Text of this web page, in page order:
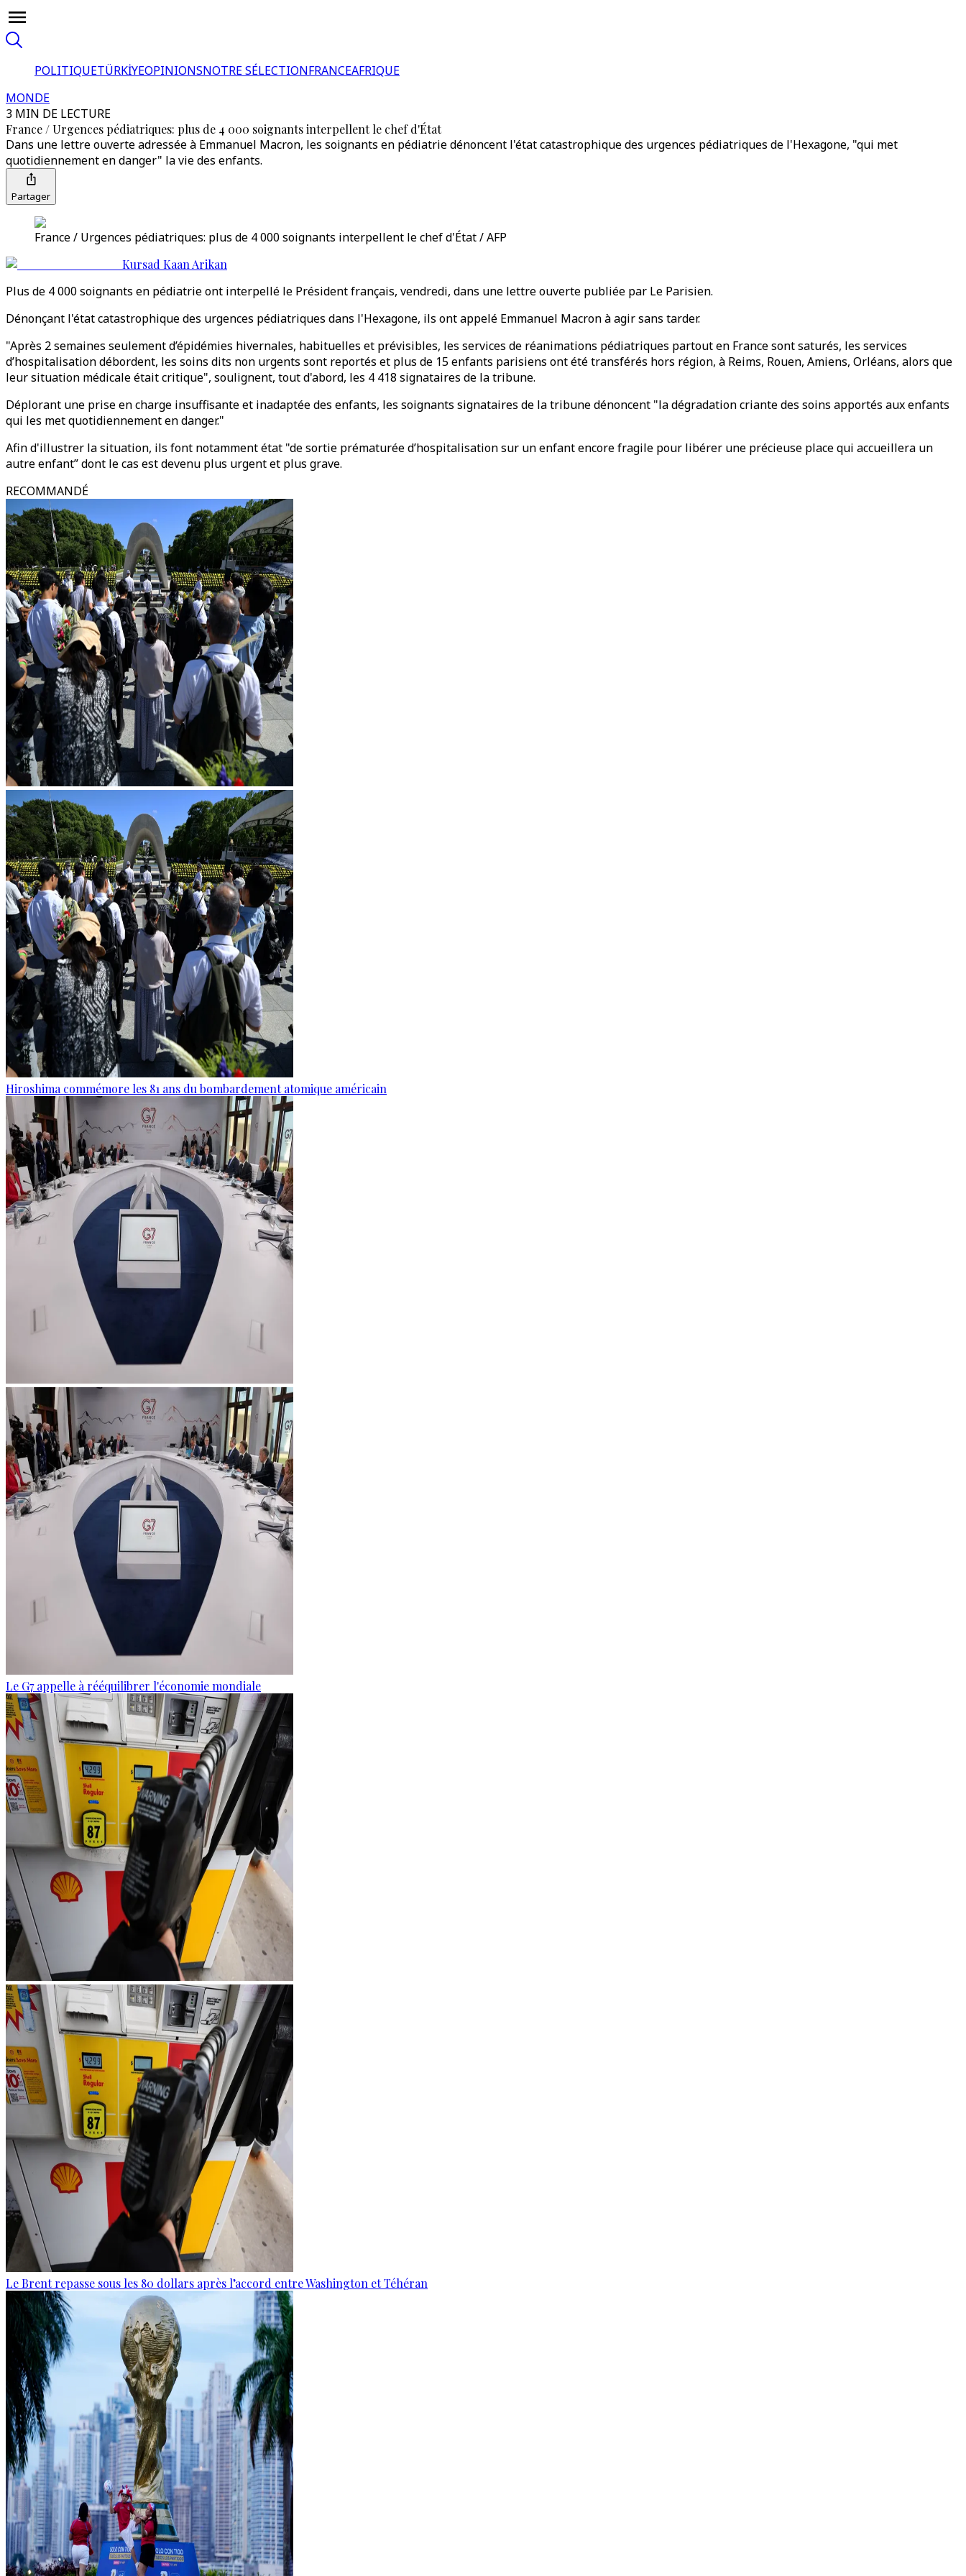
POLITIQUETÜRKİYEOPINIONSNOTRE SÉLECTIONFRANCEAFRIQUE
MONDE
3 MIN DE LECTURE
France / Urgences pédiatriques: plus de 4 000 soignants interpellent le chef d'État
Dans une lettre ouverte adressée à Emmanuel Macron, les soignants en pédiatrie dénoncent l'état catastrophique des urgences pédiatriques de l'Hexagone, "qui met
quotidiennement en danger" la vie des enfants.
Partager
France / Urgences pédiatriques: plus de 4 000 soignants interpellent le chef d'État / AFP
Kursad Kaan Arikan
Plus de 4 000 soignants en pédiatrie ont interpellé le Président français, vendredi, dans une lettre ouverte publiée par Le Parisien.
Dénonçant l'état catastrophique des urgences pédiatriques dans l'Hexagone, ils ont appelé Emmanuel Macron à agir sans tarder.
"Après 2 semaines seulement d’épidémies hivernales, habituelles et prévisibles, les services de réanimations pédiatriques partout en France sont saturés, les services
d’hospitalisation débordent, les soins dits non urgents sont reportés et plus de 15 enfants parisiens ont été transférés hors région, à Reims, Rouen, Amiens, Orléans, alors que
leur situation médicale était critique", soulignent, tout d'abord, les 4 418 signataires de la tribune.
Déplorant une prise en charge insuffisante et inadaptée des enfants, les soignants signataires de la tribune dénoncent "la dégradation criante des soins apportés aux enfants
qui les met quotidiennement en danger."
Afin d'illustrer la situation, ils font notamment état "de sortie prématurée d’hospitalisation sur un enfant encore fragile pour libérer une précieuse place qui accueillera un
autre enfant” dont le cas est devenu plus urgent et plus grave.
RECOMMANDÉ
Hiroshima commémore les 81 ans du bombardement atomique américain
Le G7 appelle à rééquilibrer l'économie mondiale
Le Brent repasse sous les 80 dollars après l’accord entre Washington et Téhéran